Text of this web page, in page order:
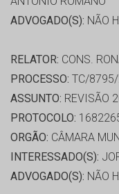
ADVOGADO(S): NÃO
RELATOR: CONS.
PROCESSO: TC/
ASSUNTO: REVISÃO
PROTOCOLO:
ORGÃO: CÂMARA
INTERESSADO(S):
ADVOGADO(S): NÃO